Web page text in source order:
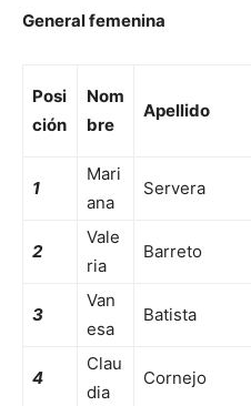
General femenina
Posi
ción
Nom
bre
Apellido
1
Mari
ana
Servera
2
Vale
ria
Barreto
3
Van
esa
Batista
4
Clau
dia
Cornejo